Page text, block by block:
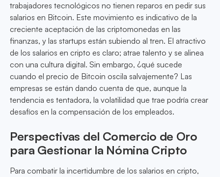
trabajadores tecnológicos no tienen reparos en pedir sus
salarios en Bitcoin. Este movimiento es indicativo de la
creciente aceptación de las criptomonedas en las
finanzas, y las startups están subiendo al tren. El atractivo
de los salarios en cripto es claro; atrae talento y se alinea
con una cultura digital. Sin embargo, ¿qué sucede
cuando el precio de Bitcoin oscila salvajemente? Las
empresas se están dando cuenta de que, aunque la
tendencia es tentadora, la volatilidad que trae podría crear
desafíos en la compensación de los empleados.
Perspectivas del Comercio de Oro
para Gestionar la Nómina Cripto
Para combatir la incertidumbre de los salarios en cripto,